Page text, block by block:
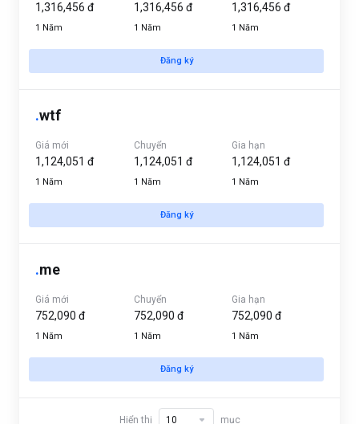
1,316,456 đ
1 Năm
1,316,456 đ
1 Năm
1,316,456 đ
1 Năm
Đăng ký
.wtf
Giá mới
1,124,051 đ
1 Năm
Chuyển
1,124,051 đ
1 Năm
Gia hạn
1,124,051 đ
1 Năm
Đăng ký
.me
Giá mới
752,090 đ
1 Năm
Chuyển
752,090 đ
1 Năm
Gia hạn
752,090 đ
1 Năm
Đăng ký
Hiển thị mục